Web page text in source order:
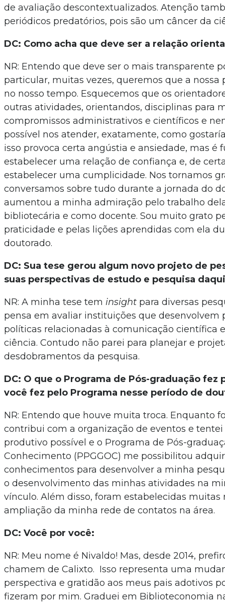
de avaliação descontextualizados. Atenção
periódicos predatórios, pois são um câncer da
DC: Como acha que deve ser a relação
NR: Entendo que deve ser o mais transparente
particular, muitas vezes, queremos que a nossa
no nosso tempo. Esquecemos que os
outras atividades, orientandos, disciplinas para
compromissos administrativos e científicos e
possível nos atender, exatamente, como
isso provoca certa angústia e ansiedade, mas é
estabelecer uma relação de confiança e, de
estabelecer uma cumplicidade. Nos tornamos
conversamos sobre tudo durante a jornada do
aumentou a minha admiração pelo trabalho
bibliotecária e como docente. Sou muito grato
praticidade e pelas lições aprendidas com ela
doutorado.
DC: Sua tese gerou algum novo projeto de
suas perspectivas de estudo e pesquisa
NR: A minha tese tem insight para diversas
pensa em avaliar instituições que desenvolvem
políticas relacionadas à comunicação científica
ciência. Contudo não parei para planejar e
desdobramentos da pesquisa.
DC: O que o Programa de Pós-graduação fez
você fez pelo Programa nesse período de
NR: Entendo que houve muita troca. Enquanto
contribui com a organização de eventos e tentei
produtivo possível e o Programa de Pós-
Conhecimento (PPGGOC) me possibilitou
conhecimentos para desenvolver a minha
o desenvolvimento das minhas atividades na
vínculo. Além disso, foram estabelecidas muitas
ampliação da minha rede de contatos na área.
DC: Você por você:
NR: Meu nome é Nivaldo! Mas, desde 2014,
chamem de Calixto. Isso representa uma
perspectiva e gratidão aos meus pais adotivos
fizeram por mim. Graduei em Biblioteconomia